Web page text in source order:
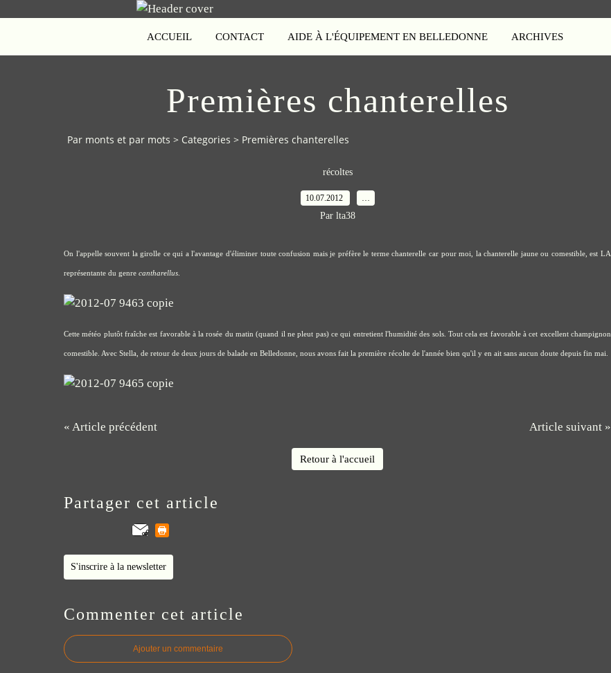
ACCUEIL CONTACT AIDE À L'ÉQUIPEMENT EN BELLEDONNE ARCHIVES
Premières chanterelles
Par monts et par mots > Categories > Premières chanterelles
récoltes
10.07.2012
Par lta38
On l'appelle souvent la girolle ce qui a l'avantage d'éliminer toute confusion mais je préfère le terme chanterelle car pour moi, la chanterelle jaune ou comestible, est LA
représentante du genre cantharellus
Cette météo plutôt fraîche est favorable à la rosée du matin (quand il ne pleut pas) ce qui entretient l'humidité des sols. Tout cela est favorable à cet excellent champignon
comestible. Avec Stella, de retour de deux jours de balade en Belledonne, nous avons fait la première récolte de l'année bien qu'il y en ait sans aucun doute depuis fin mai.
« Article précédent Article suivant »
Retour à l'accueil
Partager cet article
S'inscrire à la newsletter
Commenter cet article
Ajouter un commentaire